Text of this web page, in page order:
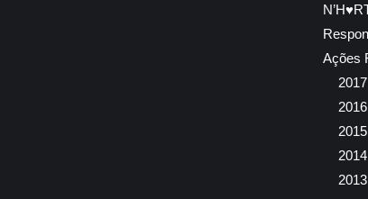
Ações
2017
2016
2015
2014
2013